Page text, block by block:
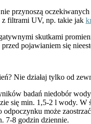
przynoszą
z filtrami UV, np. takie jak
skutkami
pojawianiem się
Nie działaj tylko od
badań niedobór
się min. 1,5-2 l wody.
odpoczynku może
7-8 godzin dziennie.